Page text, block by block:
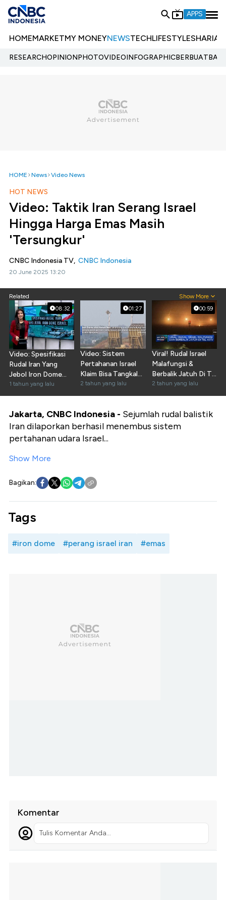
APPS
HOMEMARKETMY MONEYNEWSTECHLIFESTYLESHARIA
RESEARCHOPINIONPHOTOVIDEOINFOGRAPHIC
HOME News Video News
HOT NEWS
Video: Taktik Iran Serang Israel
Hingga Harga Emas Masih
'Tersungkur'
CNBC Indonesia TV, CNBC Indonesia
20 June 2025 13:20
Related Show More
08:32
Video: Spesifikasi
Rudal Iran Yang
Jebol Iron Dome
Israel
1 tahun yang lalu
01:27
Video: Sistem
Pertahanan Israel
Klaim Bisa Tangkal
Serangan Drone Iran
2 tahun yang lalu
00:59
Viral! Rudal Israel
Malafungsi &
Berbalik Jatuh Di Tel
Aviv
2 tahun yang lalu
Jakarta, CNBC Indonesia - Sejumlah rudal balistik
Iran dilaporkan berhasil menembus sistem
pertahanan udara Israel...
Show More
Bagikan:
Tags
#iron dome #perang israel iran #emas
Komentar
Tulis Komentar Anda...